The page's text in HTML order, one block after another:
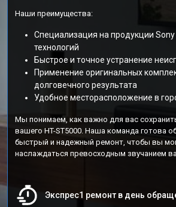
Наши преимущества:
Специализация на продукции Sony
технологий
Быстрое и точное устранение
Применение оригинальных
долговечного результата
Удобное месторасположение в
Мы понимаем, как важно для вас
вашего HT-ST5000. Наша команда готова
быстрый и надежный ремонт, чтобы вы
наслаждаться превосходным звучанием
Экспрес1 ремонт в день